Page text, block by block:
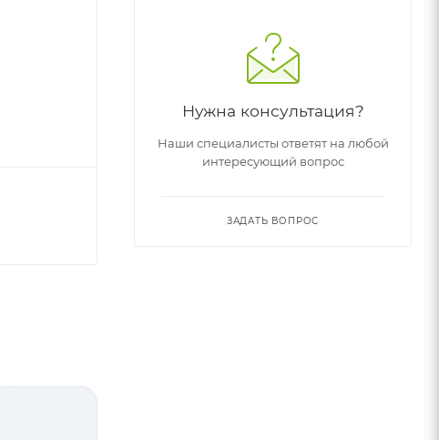
Нужна консультация?
Наши специалисты ответят на любой
интересующий вопрос
ЗАДАТЬ ВОПРОС